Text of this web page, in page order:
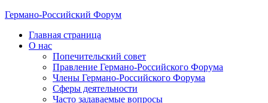
Германо-Российский Форум
Главная страница
О нас
Попечительский совет
Правление Германо-Российского Форума
Члены Германо-Российского Форума
Сферы деятельности
Часто задаваемые вопросы